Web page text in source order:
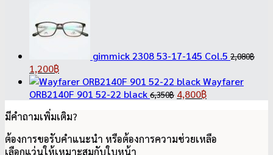
gimmick 2308 53-17-145 Col.5 2,080฿
Original
price
was:
2,080฿.
1,200฿Current
price
is:
Wayfarer
ORB2140F 901 52-22 black 6,350฿ Original
6,350฿.
4,800฿Current
4,800฿.
มีคำถามเพิ่มเติม?
ต้องการขอรับคำแนะนำ หรือต้องการความช่วยเหลือ
เลือกแว่นให้เหมาะสมกับใบหน้า